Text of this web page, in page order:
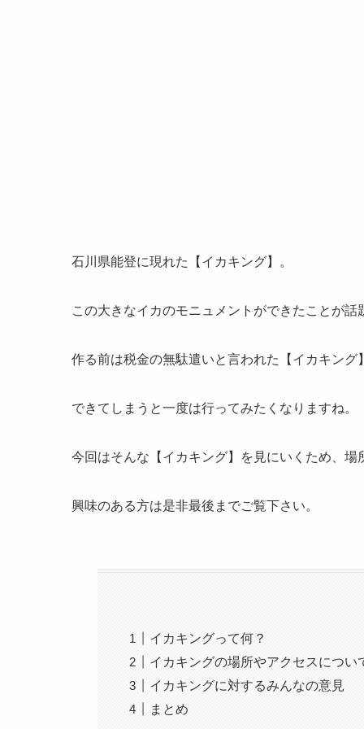
石川県能登に現れた【イカキング】。
この大きなイカのモニュメントができたことが話
作る前は税金の無駄遣いと言われた【イカキング
できてしまうと一度は行ってみたくなりますね。
今回はそんな【イカキング】を見にいくため、
興味のある方は是非最後までご覧下さい。
イカキングって何？
イカキングの場所やアクセスについ
イカキングに対するみんなの意見
まとめ